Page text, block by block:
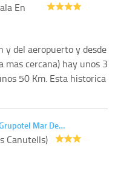
En
y del aeropuerto y desde
mas cercana) hay unos 3
50 Km. Esta historica
Mar De…
Canutells)